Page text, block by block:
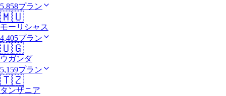
5,858プラン
🇲🇺
モーリシャス
4,405プラン
🇺🇬
ウガンダ
5,159プラン
🇹🇿
タンザニア